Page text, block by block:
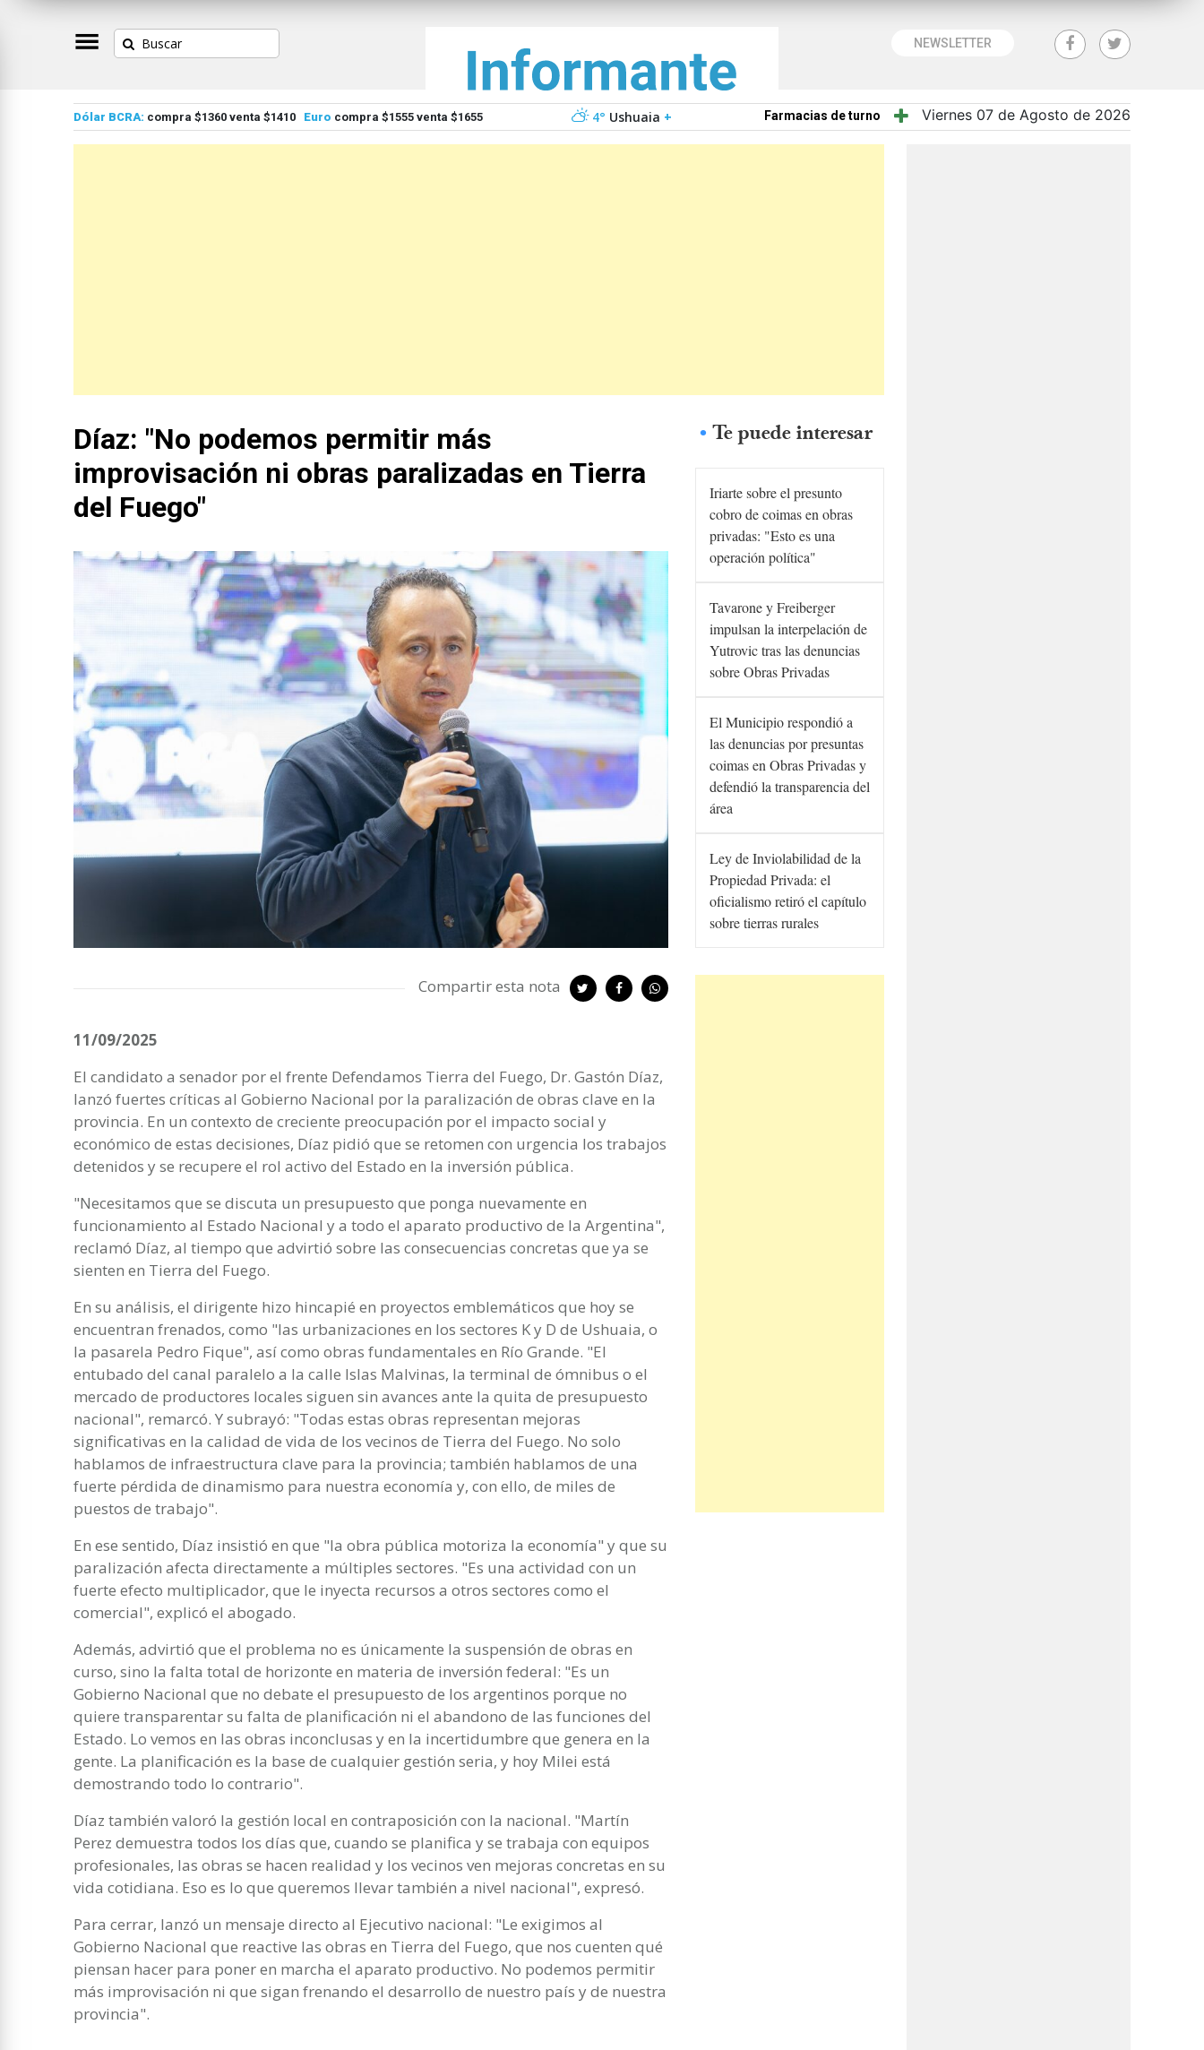
NEWSLETTER
Dólar BCRA: compra $1360 venta $1410 Euro compra $1555 venta $1655 4° Ushuaia + Farmacias de turno Viernes 07 de Agosto de 2026
Díaz: "No podemos permitir más
improvisación ni obras paralizadas en Tierra
del Fuego"
Compartir esta nota
11/09/2025
El candidato a senador por el frente Defendamos Tierra del Fuego, Dr. Gastón Díaz,
lanzó fuertes críticas al Gobierno Nacional por la paralización de obras clave en la
provincia. En un contexto de creciente preocupación por el impacto social y
económico de estas decisiones, Díaz pidió que se retomen con urgencia los trabajos
detenidos y se recupere el rol activo del Estado en la inversión pública.
"Necesitamos que se discuta un presupuesto que ponga nuevamente en
funcionamiento al Estado Nacional y a todo el aparato productivo de la Argentina",
reclamó Díaz, al tiempo que advirtió sobre las consecuencias concretas que ya se
sienten en Tierra del Fuego.
En su análisis, el dirigente hizo hincapié en proyectos emblemáticos que hoy se
encuentran frenados, como "las urbanizaciones en los sectores K y D de Ushuaia, o
la pasarela Pedro Fique", así como obras fundamentales en Río Grande. "El
entubado del canal paralelo a la calle Islas Malvinas, la terminal de ómnibus o el
mercado de productores locales siguen sin avances ante la quita de presupuesto
nacional", remarcó. Y subrayó: "Todas estas obras representan mejoras
significativas en la calidad de vida de los vecinos de Tierra del Fuego. No solo
hablamos de infraestructura clave para la provincia; también hablamos de una
fuerte pérdida de dinamismo para nuestra economía y, con ello, de miles de
puestos de trabajo".
En ese sentido, Díaz insistió en que "la obra pública motoriza la economía" y que su
paralización afecta directamente a múltiples sectores. "Es una actividad con un
fuerte efecto multiplicador, que le inyecta recursos a otros sectores como el
comercial", explicó el abogado.
Además, advirtió que el problema no es únicamente la suspensión de obras en
curso, sino la falta total de horizonte en materia de inversión federal: "Es un
Gobierno Nacional que no debate el presupuesto de los argentinos porque no
quiere transparentar su falta de planificación ni el abandono de las funciones del
Estado. Lo vemos en las obras inconclusas y en la incertidumbre que genera en la
gente. La planificación es la base de cualquier gestión seria, y hoy Milei está
demostrando todo lo contrario".
Díaz también valoró la gestión local en contraposición con la nacional. "Martín
Perez demuestra todos los días que, cuando se planifica y se trabaja con equipos
profesionales, las obras se hacen realidad y los vecinos ven mejoras concretas en su
vida cotidiana. Eso es lo que queremos llevar también a nivel nacional", expresó.
Para cerrar, lanzó un mensaje directo al Ejecutivo nacional: "Le exigimos al
Gobierno Nacional que reactive las obras en Tierra del Fuego, que nos cuenten qué
piensan hacer para poner en marcha el aparato productivo. No podemos permitir
más improvisación ni que sigan frenando el desarrollo de nuestro país y de nuestra
provincia".
Te puede interesar
Iriarte sobre el presunto
cobro de coimas en obras
privadas: "Esto es una
operación política"
Tavarone y Freiberger
impulsan la interpelación de
Yutrovic tras las denuncias
sobre Obras Privadas
El Municipio respondió a
las denuncias por presuntas
coimas en Obras Privadas y
defendió la transparencia del
área
Ley de Inviolabilidad de la
Propiedad Privada: el
oficialismo retiró el capítulo
sobre tierras rurales